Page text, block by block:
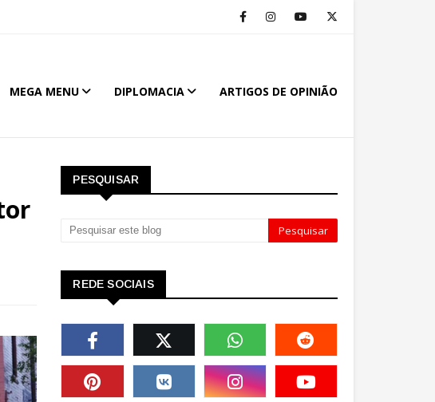
MEGA MENU DIPLOMACIA ARTIGOS DE OPINIÃO
PESQUISAR
REDE SOCIAIS